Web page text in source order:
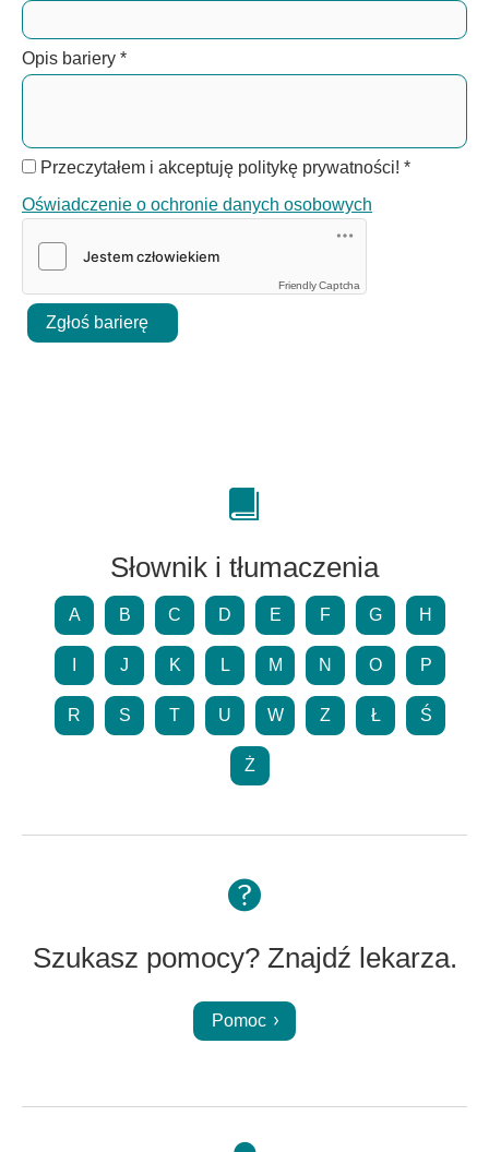
Opis bariery *
Przeczytałem i akceptuję politykę prywatności! *
Oświadczenie o ochronie danych osobowych
Friendly Captcha
Zgłoś barierę
Słownik i tłumaczenia
A B C D E F G H
J K L M N O P
R S T U W Z Ł Ś
Ż
Szukasz pomocy? Znajdź lekarza.
Pomoc